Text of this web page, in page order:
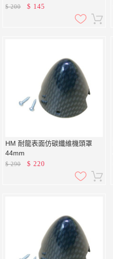
$200 $ 145
HM 耐龍表面仿碳纖維機頭罩
44mm
$290 $ 220